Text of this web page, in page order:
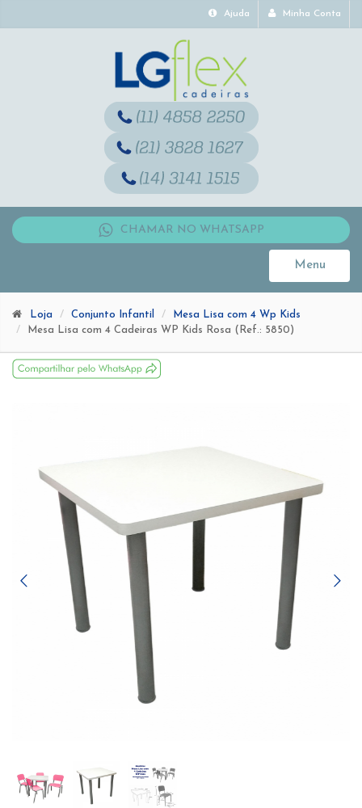
Ajuda Minha Conta
CHAMAR NO WHATSAPP
Menu
Toggle
Loja Conjunto Infantil
Mesa Lisa com 4 Wp Kids
Mesa Lisa com 4 Cadeiras WP Kids Rosa (Ref.: 5850)